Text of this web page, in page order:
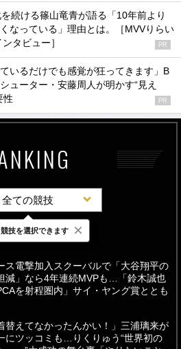
続ける篠山竜青が語る「10年前より
なっている」理由とは。［MVVりらい
タビュー］
PR
ているだけでも感覚が狂ってきます」B
ューター・安藤周人が明かす“見え
性
PR
全ての競技
24時間 週間
ス電撃加入スクーバルで「大谷翔平の
減」なら4年連続MVPも…「鈴木誠也
を射程圏内」サイ・ヤング賞ととも
替えてなかったんかい！」三浦璃来が
にツッコミも…りくりゅう“世界初の
技を選択できます ×